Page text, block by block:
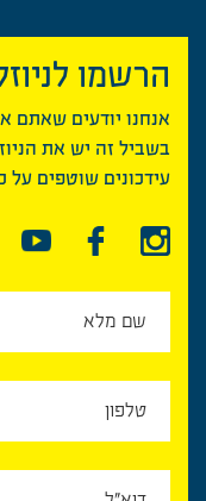
הרשמו
אנחנו יודעים שאתם
בשביל זה יש את
עידכונים שוטפים